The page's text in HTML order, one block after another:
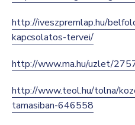
http://iveszpremlap.hu/
kapcsolatos-tervei/
http://www.ma.hu/uzlet/
http://www.teol.hu/tolna/
tamasiban-646558